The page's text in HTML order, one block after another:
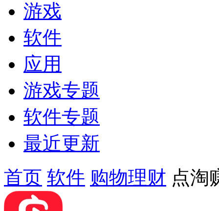
游戏
软件
应用
游戏专题
软件专题
最近更新
首页 软件 购物理财 点淘